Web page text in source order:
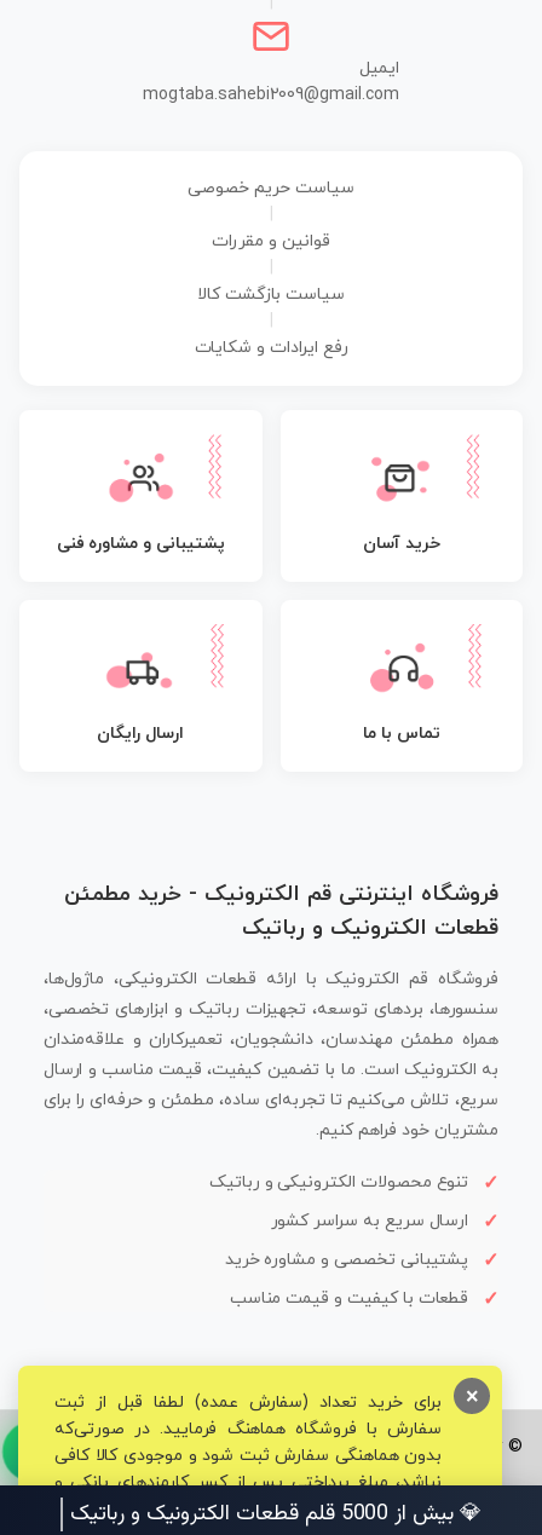
ایمیل
mogtaba.sahebi2009@gmail.com
سیاست حریم خصوصی
قوانین و مقررات
سیاست بازگشت کالا
رفع ایرادات و شکایات
خرید آسان پشتیبانی و مشاوره فنی
تماس با ما ارسال رایگان
فروشگاه اینترنتی قم الکترونیک - خرید مطمئن
قطعات الکترونیک و رباتیک
فروشگاه قم الکترونیک با ارائه قطعات الکترونیکی، ماژول‌ها،
سنسورها، بردهای توسعه، تجهیزات رباتیک و ابزارهای تخصصی،
همراه مطمئن مهندسان، دانشجویان، تعمیرکاران و علاقه‌مندان
به الکترونیک است. ما با تضمین کیفیت، قیمت مناسب و ارسال
سریع، تلاش می‌کنیم تا تجربه‌ای ساده، مطمئن و حرفه‌ای را برای
مشتریان خود فراهم کنیم.
تنوع محصولات الکترونیکی و رباتیک
ارسال سریع به سراسر کشور
پشتیبانی تخصصی و مشاوره خرید
قطعات با کیفیت و قیمت مناسب
© تمامی حقوق برای فروشگاه تخصصی قم الکترونیک محفوظ می‌باشد.
برای خرید تعداد (سفارش عمده) لطفا قبل از ثبت
سفارش با فروشگاه هماهنگ فرمایید. در صورتی‌که
بدون هماهنگی سفارش ثبت شود و موجودی کالا کافی
نباشد، مبلغ پرداختی پس از کسر کارمزدهای بانکی و
مالیاتی به حساب شما بازگشت داده خواهد شد.
×
💎 بیش از 5000 قلم قطعات الکترونیک و رباتیک